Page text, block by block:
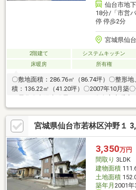
仙台市地
18分/「市営
停 停歩2分
宮城県仙
2階建て システムキッチン
床暖房
所有権
〇敷地面積：286.76㎡（86.74坪）〇整形
積：136.22㎡（41.20坪）〇2007年10月築
ル電化〇太陽光発電システム〇全室床暖房
関・各洋室・和室・ウォークインクロー
室・トイレ（1階、2階）・2階ホール】（
宮城県仙台市若林区沖野１
3,350万円
間取り 3LDK
建物面積
土地面積
築年月 2001